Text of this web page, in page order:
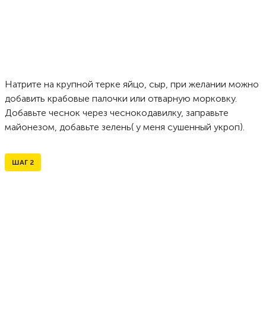
Натрите на крупной терке яйцо, сыр, при желании можно
добавить крабовые палочки или отварную морковку.
Добавьте чеснок через чеснокодавилку, заправьте
майонезом, добавьте зелень( у меня сушенный укроп).
ШАГ 2